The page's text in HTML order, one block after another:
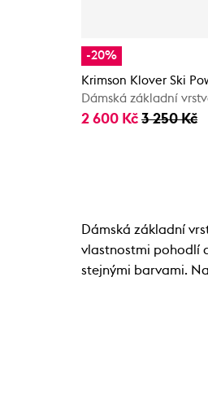
-20%
Krimson Klover Ski
Dámská základní
2 600 Kč 3 250 Kč
Dámská základní
vlastnostmi pohodlí
stejnými barvami.